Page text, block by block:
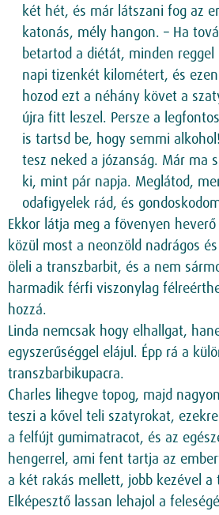
két hét, és már látszani fog az
katonás, mély hangon. – Ha
betartod a diétát, minden
napi tizenkét kilométert, és
hozod ezt a néhány követ a
újra fitt leszel. Persze a
is tartsd be, hogy semmi
tesz neked a józanság. Már ma
ki, mint pár napja. Meglátod,
odafigyelek rád, és
Ekkor látja meg a fövenyen
közül most a neonzöld nadrágos
öleli a transzbarbit, és a nem
harmadik férfi viszonylag
hozzá.
Linda nemcsak hogy elhallgat,
egyszerűséggel elájul. Épp rá a
transzbarbikupacra.
Charles lihegve topog, majd
teszi a kővel teli szatyrokat,
a felfújt gumimatracot, és az
hengerrel, ami fent tartja az
a két rakás mellett, jobb kezével a
Elképesztő lassan lehajol a